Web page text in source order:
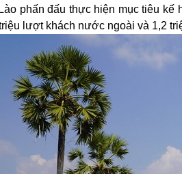
phấn đấu thực hiện mục tiêu kế
lượt khách nước ngoài và 1,2